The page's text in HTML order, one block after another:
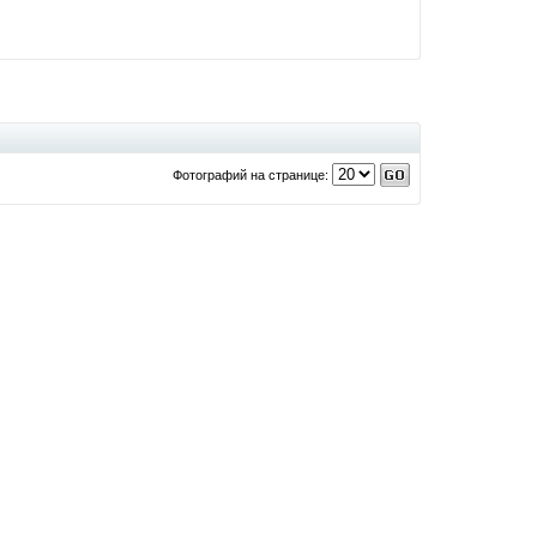
Фотографий на странице: